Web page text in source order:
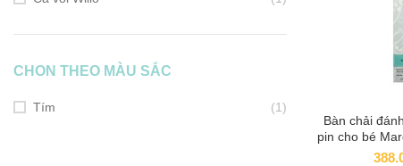
CHON THEO MÀU SẮC
Tím (1)
ADD
Bàn chải
pin cho bé